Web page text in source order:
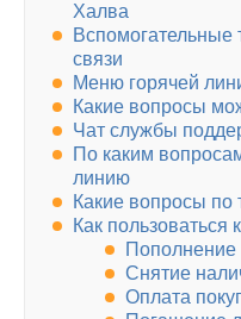
Халва
связи
Меню горячей
Какие вопросы
Чат службы
По каким
линию
Какие вопросы по
Как пользоваться
Пополнение
Снятие
Оплата